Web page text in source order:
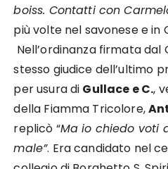
boiss. Contatti con
più volte nel savonese e in
Nell’ordinanza firmata dal
stesso giudice dell’ultimo
per usura di Gullace e C.,
della Fiamma Tricolore,
replicò “Ma io chiedo voti
male”. Era candidato nel